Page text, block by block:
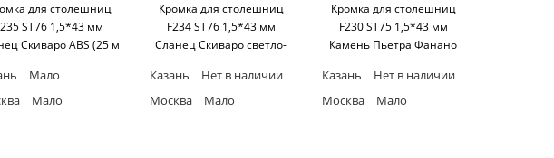
для столешниц
ST76 1,5*43 мм
Скиваро ABS (25 м
Мало
Мало
Кромка для столешниц
F234 ST76 1,5*43 мм
Сланец Скиваро светло-
Egger
Казань
Нет в наличии
Москва
Мало
Кромка для столешниц
F230 ST75 1,5*43 мм
Камень Пьетра Фанано
бухта) Egger
Казань
Нет в наличии
Москва
Мало